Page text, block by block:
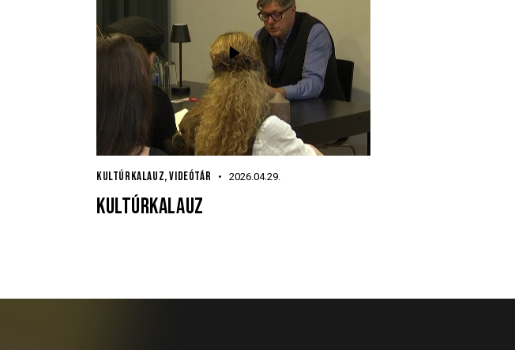
KULTÚRKALAUZ,VIDEÓTÁR 2026.04.29.
KULTÚRKALAUZ